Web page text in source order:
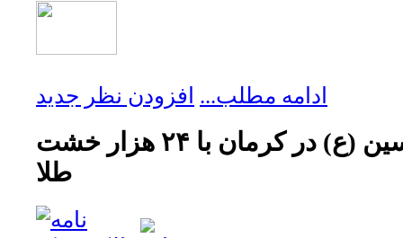
ادامه مطلب... افزودن نظر جدید
ساخت گنبد امام حسین (ع) در کرمان با ۲۴ هزار خشت
طلا